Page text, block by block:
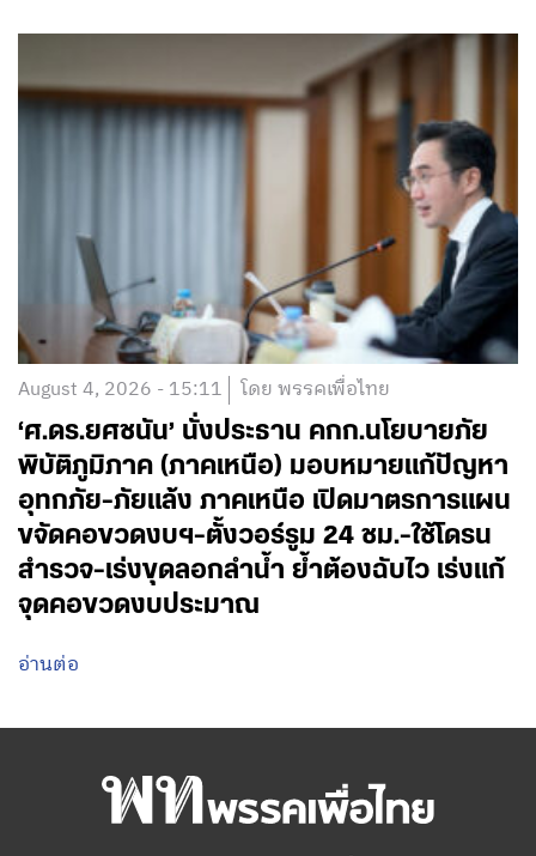
August 4, 2026 - 15:11 โดย พรรคเพื่อไทย
‘ศ.ดร.ยศชนัน’ นั่งประธาน คกก.นโยบายภัย
พิบัติภูมิภาค (ภาคเหนือ) มอบหมายแก้ปัญหา
อุทกภัย-ภัยแล้ง ภาคเหนือ เปิดมาตรการแผน
ขจัดคอขวดงบฯ-ตั้งวอร์รูม 24 ชม.-ใช้โดรน
สำรวจ-เร่งขุดลอกลำน้ำ ย้ำต้องฉับไว เร่งแก้
จุดคอขวดงบประมาณ
อ่านต่อ